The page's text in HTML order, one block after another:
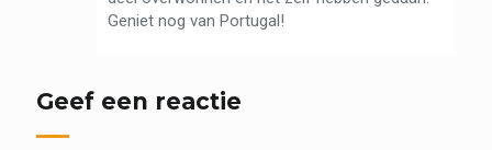
Geniet nog van Portugal!
Geef een reactie